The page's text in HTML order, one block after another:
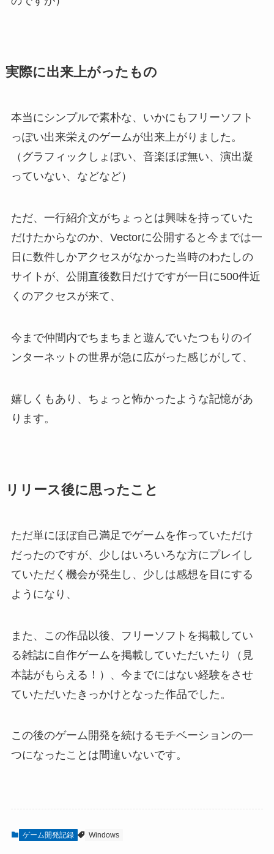
実際に出来上がったもの
本当にシンプルで素朴な、いかにもフリーソフト
っぽい出来栄えのゲームが出来上がりました。
（グラフィックしょぼい、音楽ほぼ無い、演出凝
っていない、などなど）
ただ、一行紹介文がちょっとは興味を持っていた
だけたからなのか、Vectorに公開すると今までは一
日に数件しかアクセスがなかった当時のわたしの
サイトが、公開直後数日だけですが一日に500件近
くのアクセスが来て、
今まで仲間内でちまちまと遊んでいたつもりのイ
ンターネットの世界が急に広がった感じがして、
嬉しくもあり、ちょっと怖かったような記憶があ
ります。
リリース後に思ったこと
ただ単にほぼ自己満足でゲームを作っていただけ
だったのですが、少しはいろいろな方にプレイし
ていただく機会が発生し、少しは感想を目にする
ようになり、
また、この作品以後、フリーソフトを掲載してい
る雑誌に自作ゲームを掲載していただいたり（見
本誌がもらえる！）、今までにはない経験をさせ
ていただいたきっかけとなった作品でした。
この後のゲーム開発を続けるモチベーションの一
つになったことは間違いないです。
ゲーム開発記録 Windows